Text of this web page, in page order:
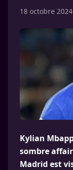
18 octobre 2024
Kylian
sombre
Madrid est